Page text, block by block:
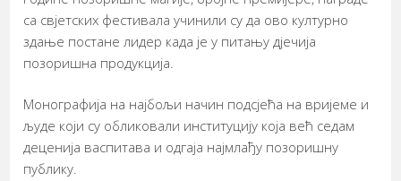
са свјетских фестивала учинили су да ово културно
здање постане лидер када је у питању дјечија
позоришна продукција.
Монографија на најбољи начин подсјећа на вријеме и
људе који су обликовали институцију која већ седам
деценија васпитава и одгаја најмлађу позоришну
публику.